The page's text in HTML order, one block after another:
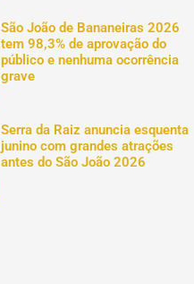
São João de Bananeiras 2026
tem 98,3% de aprovação do
público e nenhuma ocorrência
grave
Serra da Raiz anuncia esquenta
junino com grandes atrações
antes do São João 2026